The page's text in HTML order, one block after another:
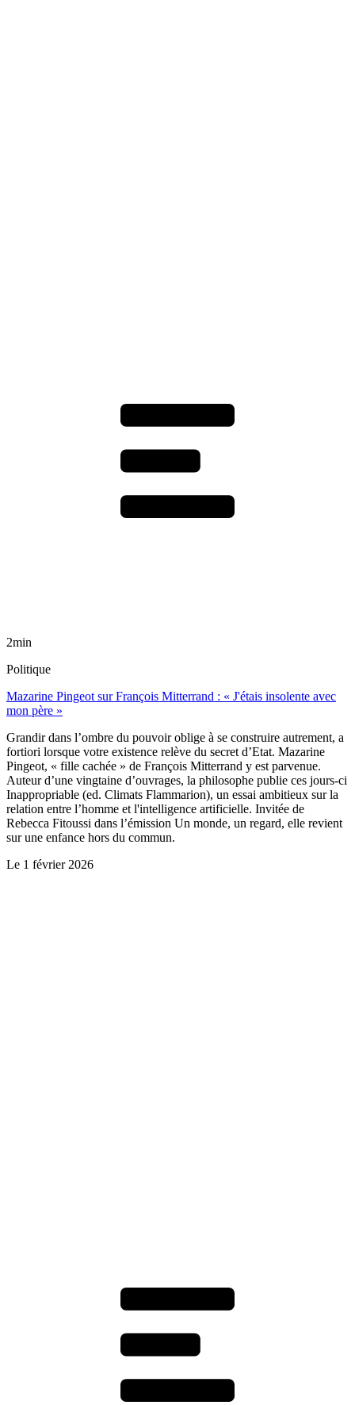
2min
Politique
Mazarine Pingeot sur François Mitterrand : « J'étais insolente avec
mon père »
Grandir dans l’ombre du pouvoir oblige à se construire autrement, a
fortiori lorsque votre existence relève du secret d’Etat. Mazarine
Pingeot, « fille cachée » de François Mitterrand y est parvenue.
Auteur d’une vingtaine d’ouvrages, la philosophe publie ces jours-ci
Inappropriable (ed. Climats Flammarion), un essai ambitieux sur la
relation entre l’homme et l'intelligence artificielle. Invitée de
Rebecca Fitoussi dans l’émission Un monde, un regard, elle revient
sur une enfance hors du commun.
Le 1 février 2026